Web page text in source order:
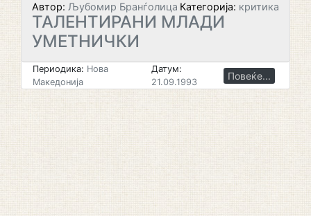
Автор: Љубомир Бранѓолица Категорија: критика
ТАЛЕНТИРАНИ МЛАДИ
УМЕТНИЧКИ
Периодика: Нова
Македонија
Датум:
21.09.1993
Повеќе...